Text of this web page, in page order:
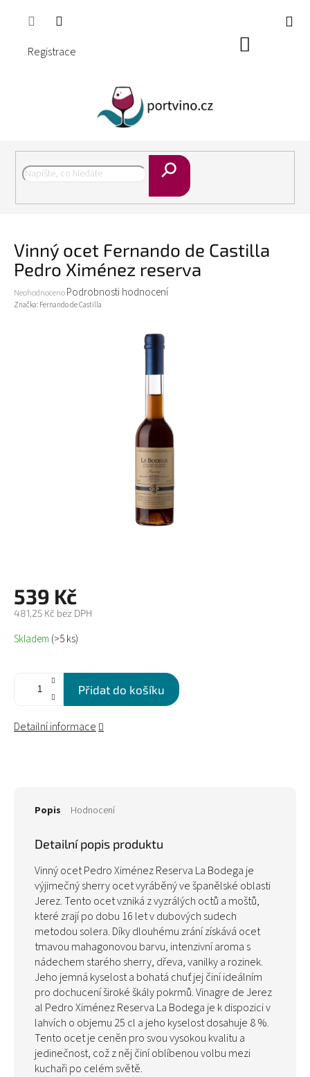
Registrace
Hledat
Vinný ocet Fernando de Castilla
Pedro Ximénez reserva
Průměrné
hodnocení
NeohodnocenoPodrobnosti hodnocení
Značka: Fernando de Castilla
539 Kč
481,25 Kč bez DPH
Měrná
cena:
Skladem (>5 ks)
Přidat do košíku
Detailní informace
Popis Hodnocení
Detailní popis produktu
Vinný ocet Pedro Ximénez Reserva La Bodega je
výjimečný sherry ocet vyráběný ve španělské oblasti
Jerez. Tento ocet vzniká z vyzrálých octů a moštů,
které zrají po dobu 16 let v dubových sudech
metodou solera. Díky dlouhému zrání získává ocet
tmavou mahagonovou barvu, intenzivní aroma s
nádechem starého sherry, dřeva, vanilky a rozinek.
Jeho jemná kyselost a bohatá chuť jej činí ideálním
pro dochucení široké škály pokrmů. Vinagre de Jerez
al Pedro Ximénez Reserva La Bodega je k dispozici v
lahvích o objemu 25 cl a jeho kyselost dosahuje 8 %.
Tento ocet je ceněn pro svou vysokou kvalitu a
jedinečnost, což z něj činí oblíbenou volbu mezi
kuchaři po celém světě.